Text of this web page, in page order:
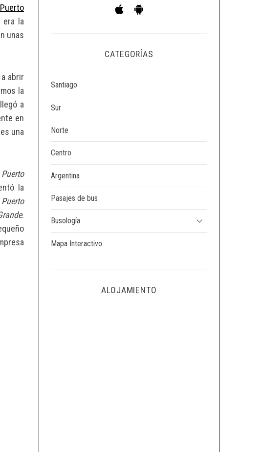
Puerto
era la
unas
abrir
la
a
en
una
la
Puerto
.
CATEGORÍAS
Santiago
Sur
Norte
Centro
Argentina
Pasajes de bus
Busología
Mapa Interactivo
ALOJAMIENTO